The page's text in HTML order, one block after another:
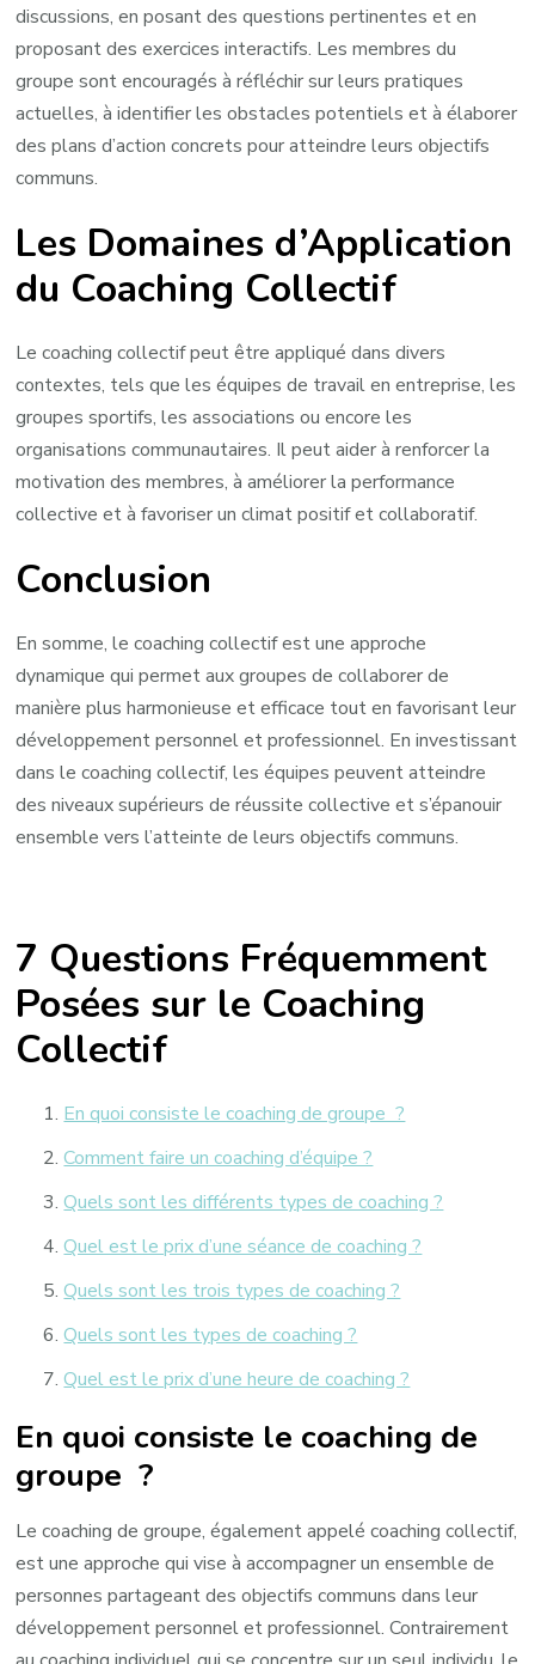
discussions, en posant des questions pertinentes et en
proposant des exercices interactifs. Les membres du
groupe sont encouragés à réfléchir sur leurs pratiques
actuelles, à identifier les obstacles potentiels et à élaborer
des plans d’action concrets pour atteindre leurs objectifs
communs.
Les Domaines d’Application
du Coaching Collectif
Le coaching collectif peut être appliqué dans divers
contextes, tels que les équipes de travail en entreprise, les
groupes sportifs, les associations ou encore les
organisations communautaires. Il peut aider à renforcer la
motivation des membres, à améliorer la performance
collective et à favoriser un climat positif et collaboratif.
Conclusion
En somme, le coaching collectif est une approche
dynamique qui permet aux groupes de collaborer de
manière plus harmonieuse et efficace tout en favorisant leur
développement personnel et professionnel. En investissant
dans le coaching collectif, les équipes peuvent atteindre
des niveaux supérieurs de réussite collective et s’épanouir
ensemble vers l’atteinte de leurs objectifs communs.
7 Questions Fréquemment
Posées sur le Coaching
Collectif
En quoi consiste le coaching de groupe ?
Comment faire un coaching d’équipe ?
Quels sont les différents types de coaching ?
Quel est le prix d’une séance de coaching ?
Quels sont les trois types de coaching ?
Quels sont les types de coaching ?
Quel est le prix d’une heure de coaching ?
En quoi consiste le coaching de
groupe ?
Le coaching de groupe, également appelé coaching collectif,
est une approche qui vise à accompagner un ensemble de
personnes partageant des objectifs communs dans leur
développement personnel et professionnel. Contrairement